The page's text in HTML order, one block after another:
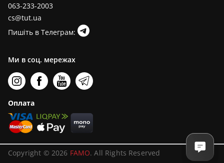
063-233-2003
cs@tut.ua
Пишіть в Телеграм:
Ми в соц. мережах
Оплата
Copyright © 2026 FAMO. All Rights Reserved